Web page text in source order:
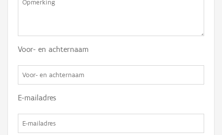
Voor- en achternaam
E-mailadres